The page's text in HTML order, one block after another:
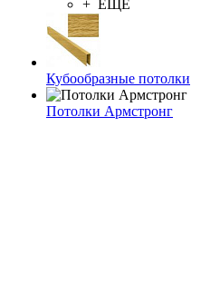
+ ЕЩЕ
Кубообразные потолки
Потолки Армстронг